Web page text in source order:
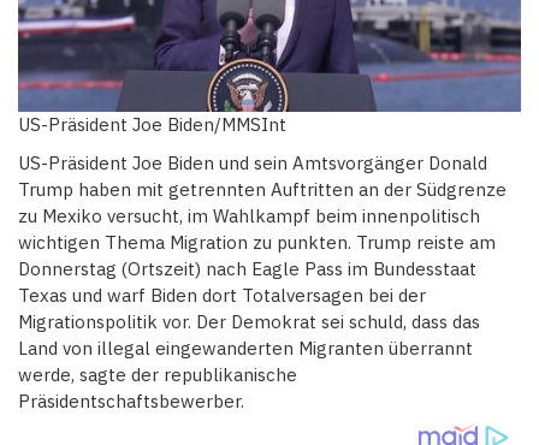
US-Präsident Joe Biden/MMSInt
US-Präsident Joe Biden und sein Amtsvorgänger Donald
Trump haben mit getrennten Auftritten an der Südgrenze
zu Mexiko versucht, im Wahlkampf beim innenpolitisch
wichtigen Thema Migration zu punkten. Trump reiste am
Donnerstag (Ortszeit) nach Eagle Pass im Bundesstaat
Texas und warf Biden dort Totalversagen bei der
Migrationspolitik vor. Der Demokrat sei schuld, dass das
Land von illegal eingewanderten Migranten überrannt
werde, sagte der republikanische
Präsidentschaftsbewerber.